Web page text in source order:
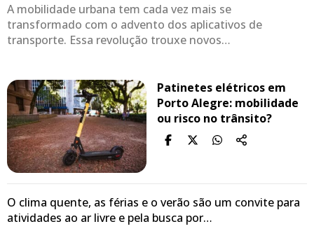
A mobilidade urbana tem cada vez mais se
transformado com o advento dos aplicativos de
transporte. Essa revolução trouxe novos…
Patinetes elétricos em
Porto Alegre: mobilidade
ou risco no trânsito?
O clima quente, as férias e o verão são um convite para
atividades ao ar livre e pela busca por…